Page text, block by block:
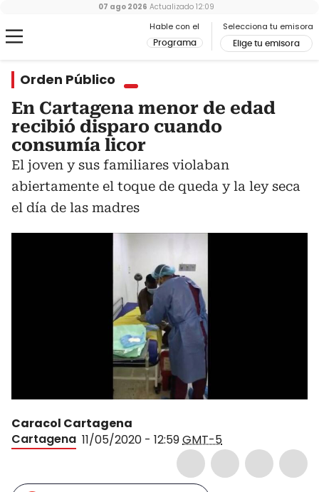
Hable con el
Programa
Selecciona tu emisora
Elige tu emisora
07 ago 2026 Actualizado 12:09
Orden Público
En Cartagena menor de edad
recibió disparo cuando
consumía licor
El joven y sus familiares violaban
abiertamente el toque de queda y la ley seca
el día de las madres
Caracol Cartagena
Cartagena 11/05/2020 - 12:59GMT-5